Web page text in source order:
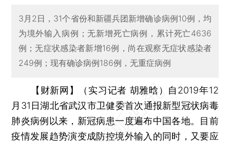
3月2日，31个省份和新疆兵团新增确诊病例10例，均
为境外输入病例；无新增死亡病例，累计死亡4636
例；无症状感染者新增16例，尚在观察无症状感染者
249例；现有确诊病例186例，无重症病例
【财新网】（实习记者 胡雅晗） 自2019年12
月31日湖北省武汉市卫健委首次通报新型冠状病毒
肺炎病例以来，新冠病患一度遍布中国各地。目前
疫情发展趋势演变成防控境外输入的同时，又要应